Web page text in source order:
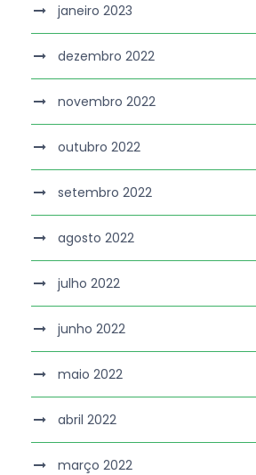
janeiro 2023
dezembro 2022
novembro 2022
outubro 2022
setembro 2022
agosto 2022
julho 2022
junho 2022
maio 2022
abril 2022
março 2022